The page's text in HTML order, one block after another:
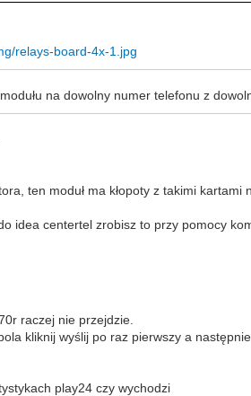
relays-board-4x-1.jpg
na dowolny numer telefonu z
ten moduł ma kłopoty z takimi
idea centertel zrobisz to przy pomocy
raczej nie przejdzie.
kliknij wyślij po raz pierwszy a
play24 czy wychodzi